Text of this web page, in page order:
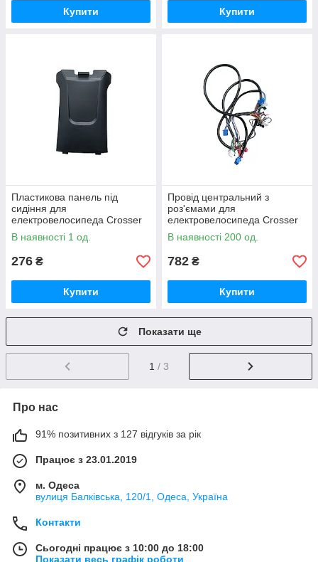
Купити Купити
Пластикова панель під
сидіння для
електровелосипеда Crosser
MAX 505364
В наявності 1 од.
276 ₴
Купити
Провід центральний з
роз'ємами для
електровелосипеда Crosser
MAX 505371
В наявності 200 од.
782 ₴
Купити
Показати ще
1 / 3
Про нас
91% позитивних з 127 відгуків за рік
Працює з 23.01.2019
м. Одеса
вулиця Балківська, 120/1, Одеса, Україна
Контакти
Сьогодні працює з 10:00 до 18:00
Показати весь графік роботи